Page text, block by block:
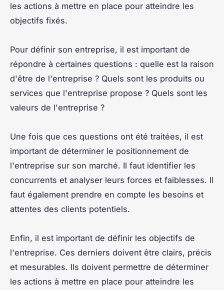
les actions à mettre en place pour atteindre les
objectifs fixés.
Pour définir son entreprise, il est important de
répondre à certaines questions : quelle est la raison
d'être de l'entreprise ? Quels sont les produits ou
services que l'entreprise propose ? Quels sont les
valeurs de l'entreprise ?
Une fois que ces questions ont été traitées, il est
important de déterminer le positionnement de
l'entreprise sur son marché. Il faut identifier les
concurrents et analyser leurs forces et faiblesses. Il
faut également prendre en compte les besoins et
attentes des clients potentiels.
Enfin, il est important de définir les objectifs de
l'entreprise. Ces derniers doivent être clairs, précis
et mesurables. Ils doivent permettre de déterminer
les actions à mettre en place pour atteindre les